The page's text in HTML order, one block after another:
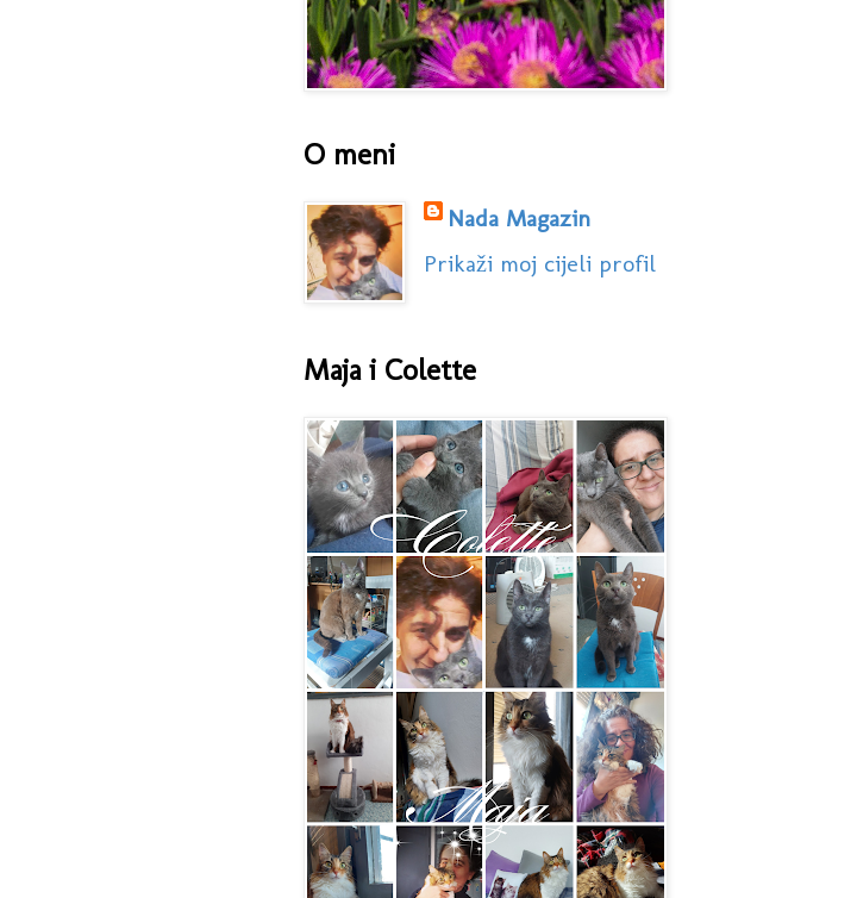
O meni
Nada Magazin
Prikaži moj cijeli profil
Maja i Colette